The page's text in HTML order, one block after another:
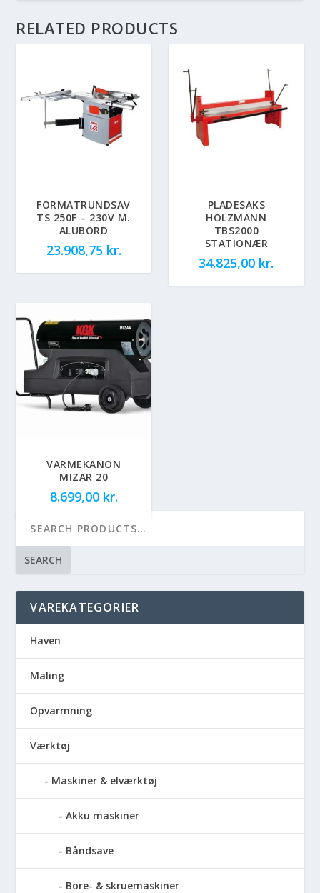
RELATED PRODUCTS
FORMATRUNDSAV
TS 250F – 230V M.
ALUBORD
23.908,75 kr.
PLADESAKS
HOLZMANN
TBS2000
STATIONÆR
34.825,00 kr.
VARMEKANON
MIZAR 20
8.699,00 kr.
SEARCH
VAREKATEGORIER
Haven
Maling
Opvarmning
Værktøj
Maskiner & elværktøj
Akku maskiner
Båndsave
Bore- & skruemaskiner